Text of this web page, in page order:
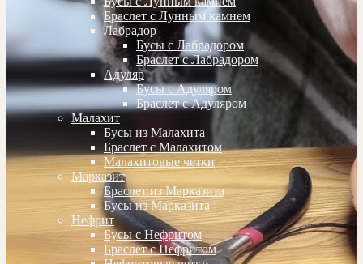
Браслет с Лунным камнем
Лабрадор
Бусы с Лабрадором
Браслет с Лабрадором
Адуляр
Бусы с Адуляром
Браслет с Адуляром
Малахит
Бусы из Малахита
Браслет с Малахитом
Малахитовые четки
Марказит
Браслет из Марказита
Бусы из Марказита
Нефрит
Бусы с Нефритом
Браслет с Нефритом